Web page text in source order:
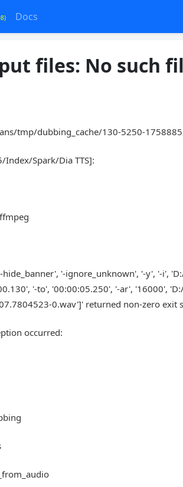
Docs
files: No such
tmp/dubbing_cache/130-5250-
Spark/Dia TTS]:
'-ignore_unknown', '-y', '-i',
'-to', '00:00:05.250', '-ar', '16000',
0.wav']' returned non-zero exit
occurred: